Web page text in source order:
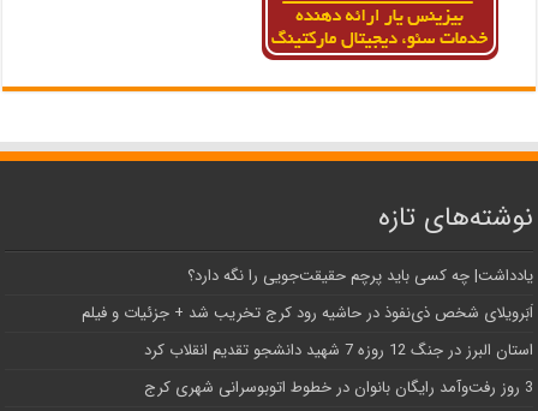
نوشته‌های تازه
یادداشت| ‌چه کسی باید پرچم حقیقت‌جویی را نگه دارد؟
اَبَر‌ویلای شخص ذی‌نفوذ در حاشیه‌ رود کرج تخریب شد + جزئیات و فیلم
استان البرز در جنگ 12 روزه 7 شهید دانشجو تقدیم انقلاب کرد
3 روز رفت‌وآمد رایگان بانوان در خطوط اتوبوسرانی شهری کرج